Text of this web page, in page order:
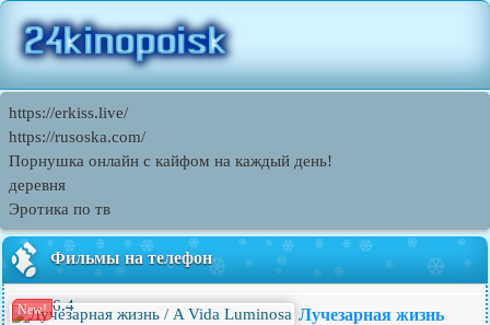
https://erkiss.live/
https://rusoska.com/
Порнушка онлайн с кайфом на каждый день!
деревня
Эротика по тв
Фильмы на телефон
New! 6.4 Лучезарная жизнь